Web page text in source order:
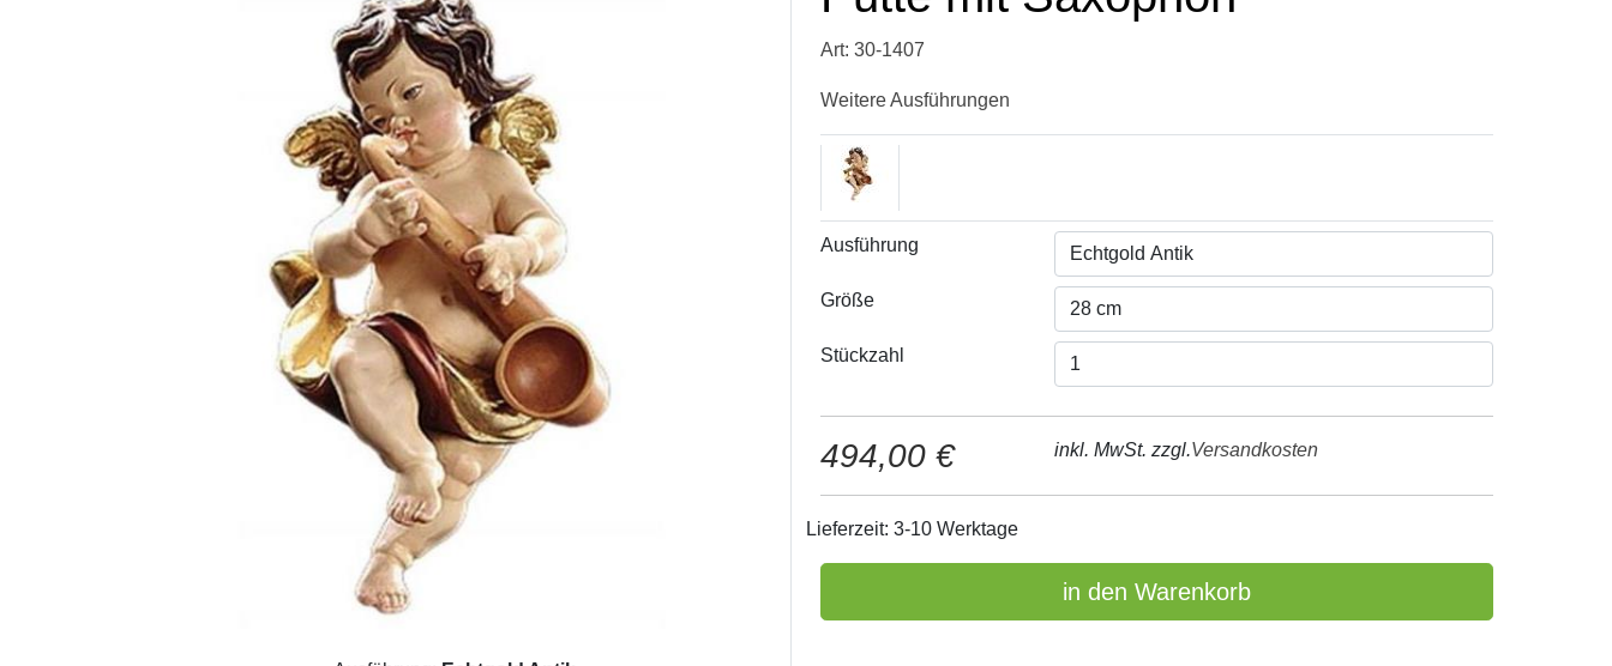
Art: 30-1407
Weitere Ausführungen
Ausführung
Größe
Stückzahl
494,00 € inkl. MwSt. zzgl.Versandkosten
Lieferzeit: 3-10 Werktage
in den Warenkorb